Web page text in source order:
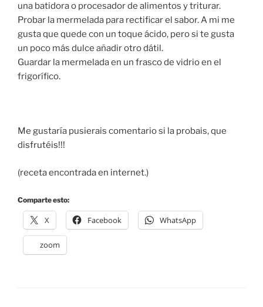
una batidora o procesador de alimentos y triturar.
Probar la mermelada para rectificar el sabor. A mi me
gusta que quede con un toque ácido, pero si te gusta
un poco más dulce añadir otro dátil.
Guardar la mermelada en un frasco de vidrio en el
frigorífico.
Me gustaría pusierais comentario si la probais, que
disfrutéis!!!
(receta encontrada en internet.)
Comparte esto:
X Facebook WhatsApp
zoom